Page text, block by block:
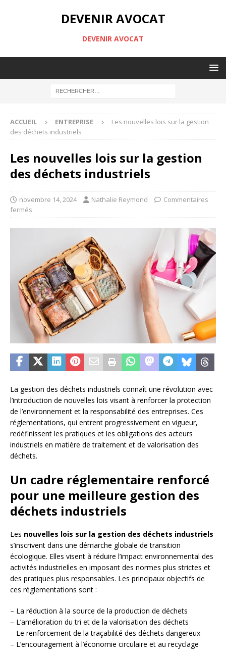
DEVENIR AVOCAT
DEVENIR AVOCAT
ACCUEIL ENTREPRISE
Les nouvelles lois sur la gestion
des déchets industriels
Les nouvelles lois sur la gestion
des déchets industriels
novembre 14, 2024 Nathalie Reymond
Commentaires
fermés
La gestion des déchets industriels connaît une révolution avec
l’introduction de nouvelles lois visant à renforcer la protection
de l’environnement et la responsabilité des entreprises. Ces
réglementations, qui entrent progressivement en vigueur,
redéfinissent les pratiques et les obligations des acteurs
industriels en matière de traitement et de valorisation des
déchets.
Un cadre réglementaire renforcé
pour une meilleure gestion des
déchets industriels
Les nouvelles lois sur la gestion des déchets industriels
s’inscrivent dans une démarche globale de transition
écologique. Elles visent à réduire l’impact environnemental des
activités industrielles en imposant des normes plus strictes et
des pratiques plus responsables. Les principaux objectifs de
ces réglementations sont :
– La réduction à la source de la production de déchets
– L’amélioration du tri et de la valorisation des déchets
– Le renforcement de la traçabilité des déchets dangereux
– L’encouragement à l’économie circulaire et au recyclage